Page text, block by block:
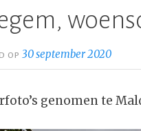
OP30 september 2020
genomen te